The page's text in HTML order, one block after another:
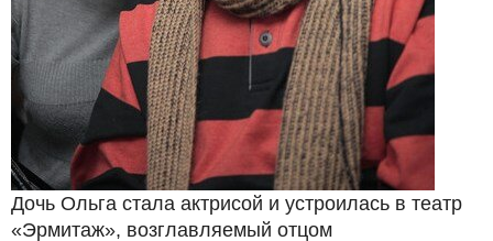
Дочь Ольга стала актрисой и устроилась в театр
«Эрмитаж», возглавляемый отцом